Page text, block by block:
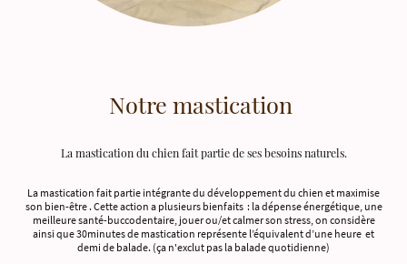
Notre mastication
La mastication du chien fait partie de ses besoins naturels.
La mastication fait partie intégrante du développement du chien et maximise
son bien-être . Cette action a plusieurs bienfaits : la dépense énergétique, une
meilleure santé-buccodentaire, jouer ou/et calmer son stress, on considère
ainsi que 30minutes de mastication représente l’équivalent d’une heure et
demi de balade. (ça n'exclut pas la balade quotidienne)